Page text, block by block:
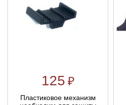
125 ₽
Пластиковое механизм
Линейки для настройки лука
Плунжеры для лука
Охотничьи ножи